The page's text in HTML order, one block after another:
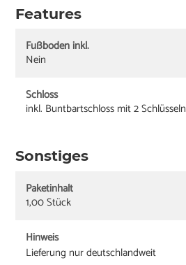
Features
Fußboden inkl.
Nein
Schloss
inkl. Buntbartschloss mit 2 Schlüsseln
Sonstiges
Paketinhalt
1,00 Stück
Hinweis
Lieferung nur deutschlandweit